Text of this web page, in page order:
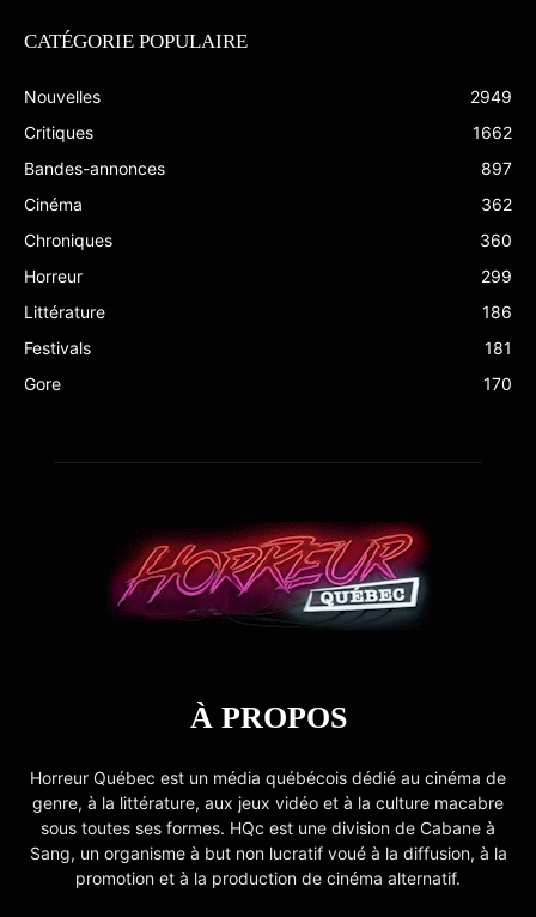
CATÉGORIE POPULAIRE
Nouvelles
2949
Critiques
1662
Bandes-annonces
897
Cinéma
362
Chroniques
360
Horreur
299
Littérature
186
Festivals
181
Gore
170
À PROPOS
Horreur Québec est un média québécois dédié au cinéma de
genre, à la littérature, aux jeux vidéo et à la culture macabre
sous toutes ses formes. HQc est une division de Cabane à
Sang, un organisme à but non lucratif voué à la diffusion, à la
promotion et à la production de cinéma alternatif.